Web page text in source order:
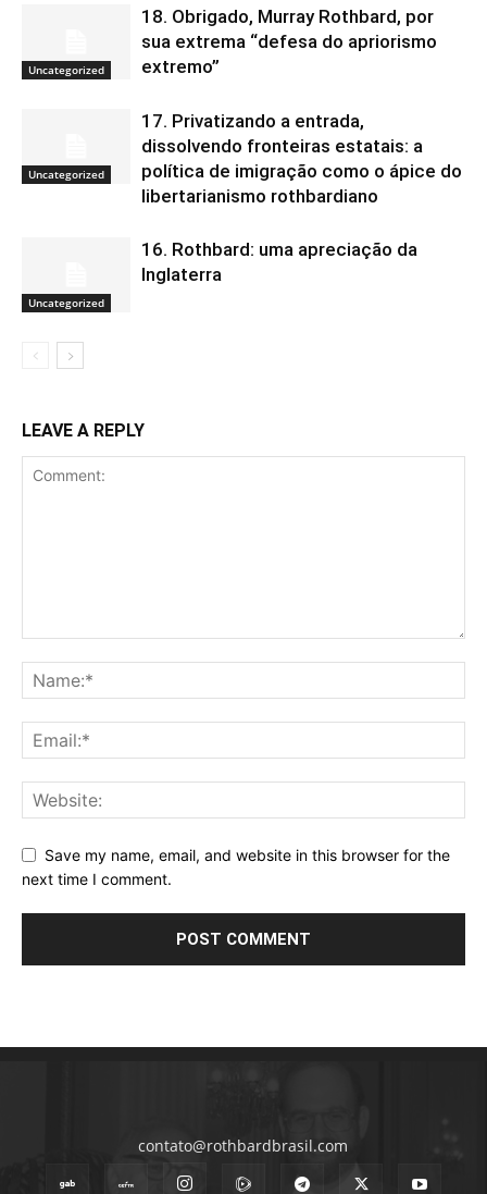
Uncategorized
18. Obrigado, Murray Rothbard, por
sua extrema “defesa do apriorismo
extremo”
Uncategorized
17. Privatizando a entrada,
dissolvendo fronteiras estatais: a
política de imigração como o ápice do
libertarianismo rothbardiano
Uncategorized
16. Rothbard: uma apreciação da
Inglaterra
LEAVE A REPLY
Save my name, email, and website in this browser for the
next time I comment.
contato@rothbardbrasil.com